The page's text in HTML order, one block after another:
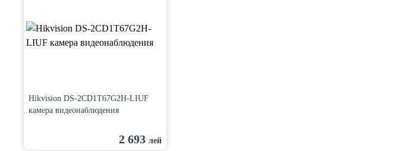
Hikvision DS-2CD1T67G2H-LIUF
камера видеонаблюдения
2 693 лей